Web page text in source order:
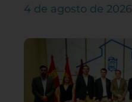
4 de agosto de 2026